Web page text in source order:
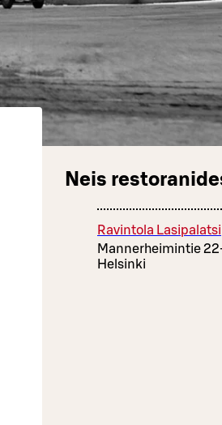
Neis
Ravintola Lasipalatsi
Mannerheimintie
Helsinki